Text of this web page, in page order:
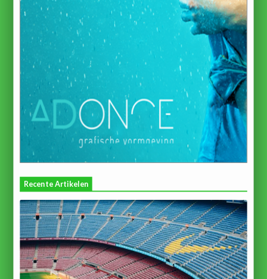
Recente Artikelen